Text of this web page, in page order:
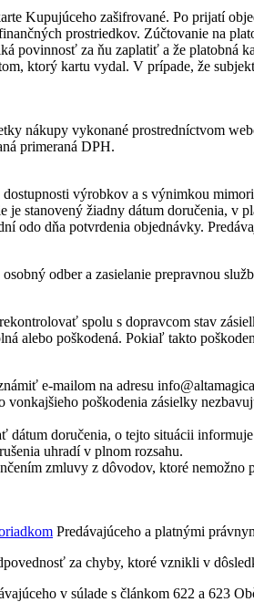
Kupujúceho zašifrované. Po prijatí
prostriedkov. Zúčtovanie na
povinnosť za ňu zaplatiť a že platobná
ktorý kartu vydal. V prípade, že
nákupy vykonané prostredníctvom
primeraná DPH.
výrobkov a s výnimkou
stanovený žiadny dátum doručenia, v
odo dňa potvrdenia objednávky.
odber a zasielanie prepravnou
spolu s dopravcom stav
alebo poškodená. Pokiaľ takto
e-mailom na adresu
vonkajšieho poškodenia zásielky
doručenia, o tejto situácii
uhradí v plnom rozsahu.
zmluvy z dôvodov, ktoré
Predávajúceho a platnými
za chyby, ktoré vznikli v
v súlade s článkom 622 a 623